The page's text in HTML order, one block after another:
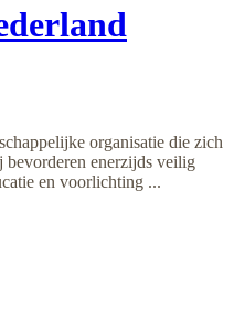
organisatie die zich
enerzijds veilig
en voorlichting ...